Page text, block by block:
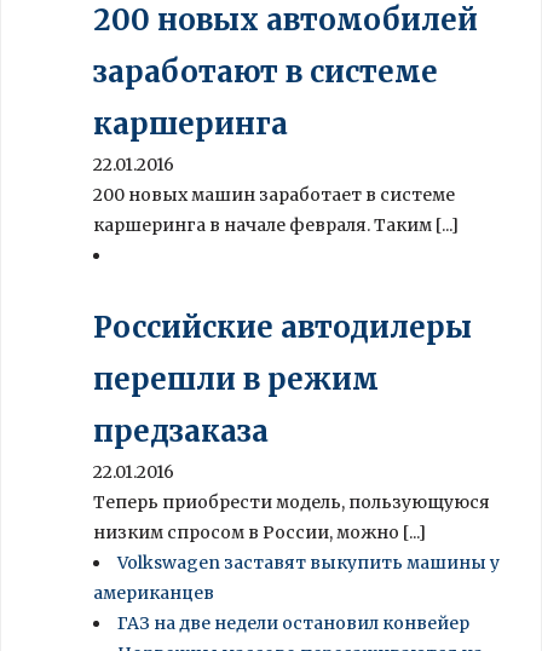
200 новых автомобилей
заработают в системе
каршеринга
22.01.2016
200 новых машин заработает в системе
каршеринга в начале февраля. Таким [...]
Российские автодилеры
перешли в режим
предзаказа
22.01.2016
Теперь приобрести модель, пользующуюся
низким спросом в России, можно [...]
Volkswagen заставят выкупить машины у
американцев
ГАЗ на две недели остановил конвейер